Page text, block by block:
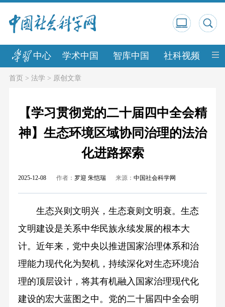
中心 学术中国 智库中国 社科视频 中
首页> 法学 > 原创文章
【学习贯彻党的二十届四中全会精
神】生态环境区域协同治理的法治
化进路探索
2025-12-08 作者： 罗迎 朱恺瑞 来源：中国社会科学网
生态兴则文明兴，生态衰则文明衰。生态
文明建设是关系中华民族永续发展的根本大
计。近年来，党中央以推进国家治理体系和治
理能力现代化为契机，持续深化对生态环境治
理的顶层设计，将其有机融入国家治理现代化
建设的宏大蓝图之中。党的二十届四中全会明